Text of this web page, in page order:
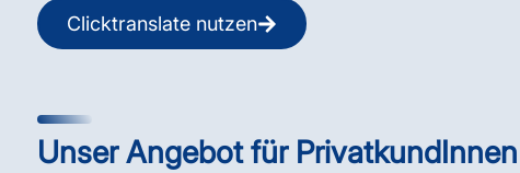
Clicktranslate nutzen
Unser Angebot für PrivatkundInnen